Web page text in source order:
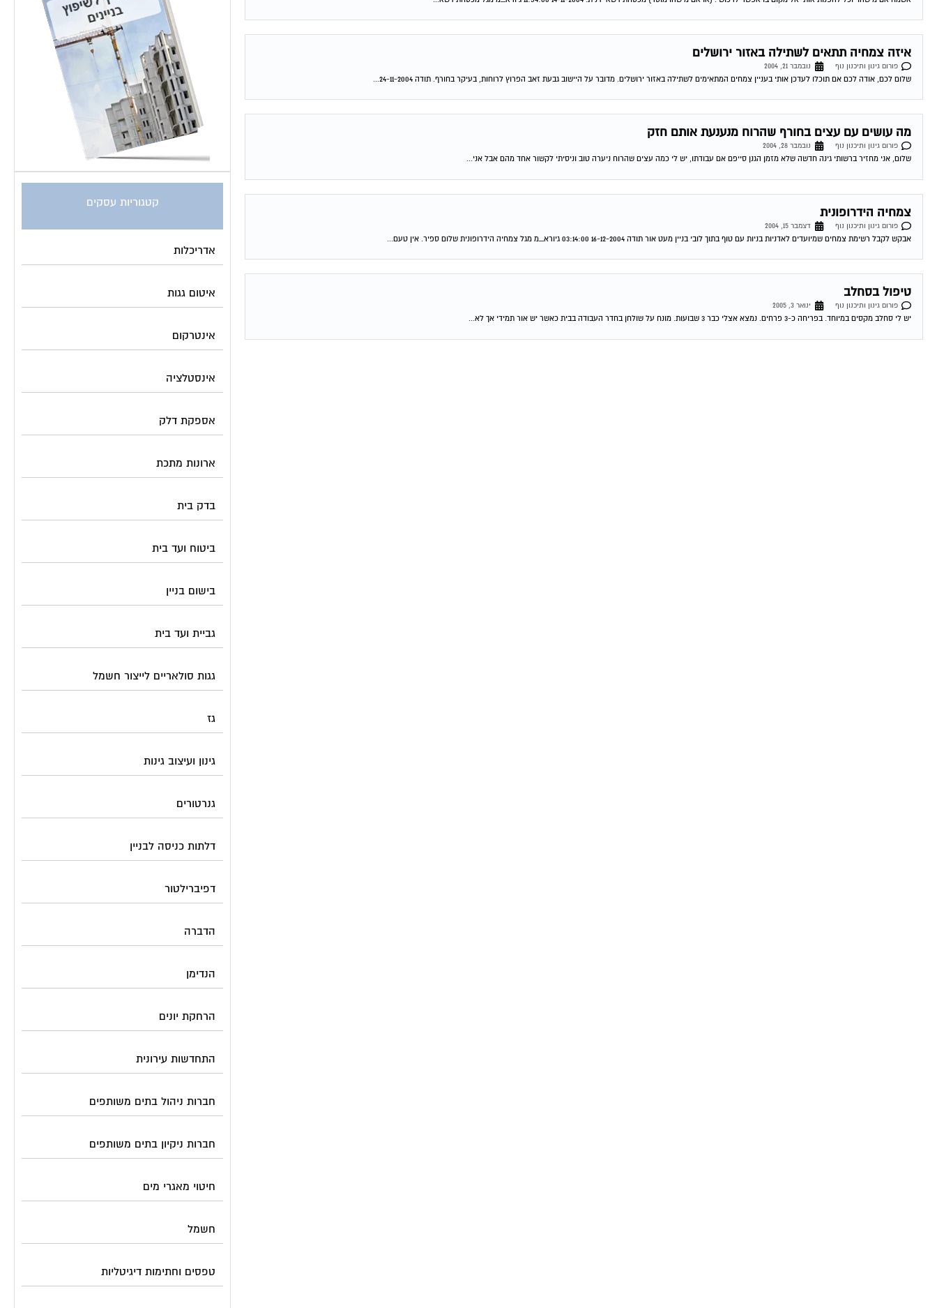
איזה צמחיה תתאים לשתילה באזור ירושלים
פורום גינון ותיכנון נוף
נובמבר 21, 2004
שלום לכם, אודה לכם אם תוכלו לעדכן אותי בעניין צמחים המתאימים לשתילה באזור ירושלים. מדובר על היישוב גבעת זאב הפרוץ לרוחות, בעיקר בחורף. תודה 24-11-2004...
מה עושים עם עצים בחורף שהרוח מנענעת אותם חזק
פורום גינון ותיכנון נוף
נובמבר 28, 2004
שלום, אני מחזיר ברשותי גינה חדשה שלא מזמן הגנן סייפם אם עבודתו, יש לי כמה עצים שהרוח ניערה טוב וניסיתי לקשור אחד מהם אבל אני...
צמחיה הידרופונית
פורום גינון ותיכנון נוף
דצמבר 15, 2004
אבקש לקבל רשימת צמחים שמיועדים לאדניות בניות עם טוף בתוך לובי בניין מעט אור תודה 16-12-2004 03:14:00 גיורא_מ מגל צמחיה הידרופונית שלום ספיר. אין טעם...
טיפול בסחלב
פורום גינון ותיכנון נוף
ינואר 3, 2005
יש לי סחלב מקסים במיוחד. בפריחה כ-3 פרחים. נמצא אצלי כבר 3 שבועות. מונח על שולחן בחדר העבודה בבית כאשר יש אור תמידי אך לא...
קטגוריות עסקים
אדריכלות
איטום גגות
אינטרקום
אינסטלציה
אספקת דלק
ארונות מתכת
בדק בית
ביטוח ועד בית
בישום בניין
גביית ועד בית
גגות סולאריים לייצור חשמל
גז
גינון ועיצוב גינות
גנרטורים
דלתות כניסה לבניין
דפיברילטור
הדברה
הנדימן
הרחקת יונים
התחדשות עירונית
חברות ניהול בתים משותפים
חברות ניקיון בתים משותפים
חיטוי מאגרי מים
חשמל
טפסים וחתימות דיגיטליות